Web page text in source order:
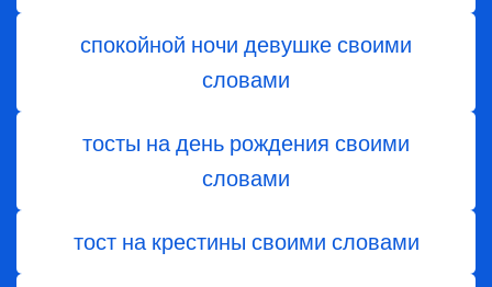
спокойной ночи девушке своими
словами
тосты на день рождения своими
словами
тост на крестины своими словами